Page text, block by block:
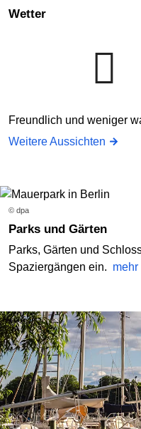
Wetter
Freundlich und weniger
Weitere Aussichten
© dpa
Parks und Gärten
Parks, Gärten und
Spaziergängen ein. mehr